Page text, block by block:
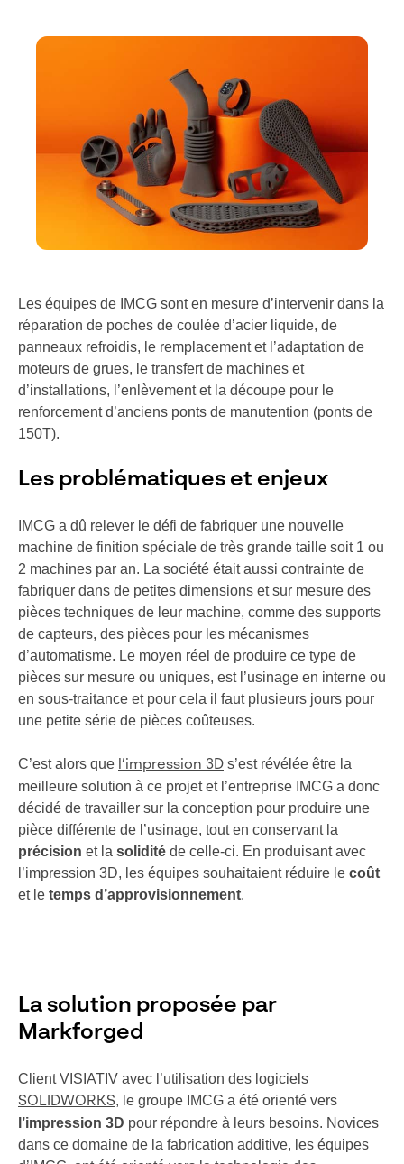
Les équipes de IMCG sont en mesure d’intervenir dans la
réparation de poches de coulée d’acier liquide, de
panneaux refroidis, le remplacement et l’adaptation de
moteurs de grues, le transfert de machines et
d’installations, l’enlèvement et la découpe pour le
renforcement d’anciens ponts de manutention (ponts de
150T).
Les problématiques et enjeux
IMCG a dû relever le défi de fabriquer une nouvelle
machine de finition spéciale de très grande taille soit 1 ou
2 machines par an. La société était aussi contrainte de
fabriquer dans de petites dimensions et sur mesure des
pièces techniques de leur machine, comme des supports
de capteurs, des pièces pour les mécanismes
d’automatisme. Le moyen réel de produire ce type de
pièces sur mesure ou uniques, est l’usinage en interne ou
en sous-traitance et pour cela il faut plusieurs jours pour
une petite série de pièces coûteuses.
C’est alors que l’impression 3D s’est révélée être la
meilleure solution à ce projet et l’entreprise IMCG a donc
décidé de travailler sur la conception pour produire une
pièce différente de l’usinage, tout en conservant la
précision et la solidité de celle-ci. En produisant avec
l’impression 3D, les équipes souhaitaient réduire le coût
et le temps d’approvisionnement.
La solution proposée par
Markforged
Client VISIATIV avec l’utilisation des logiciels
SOLIDWORKS, le groupe IMCG a été orienté vers
l’impression 3D pour répondre à leurs besoins. Novices
dans ce domaine de la fabrication additive, les équipes